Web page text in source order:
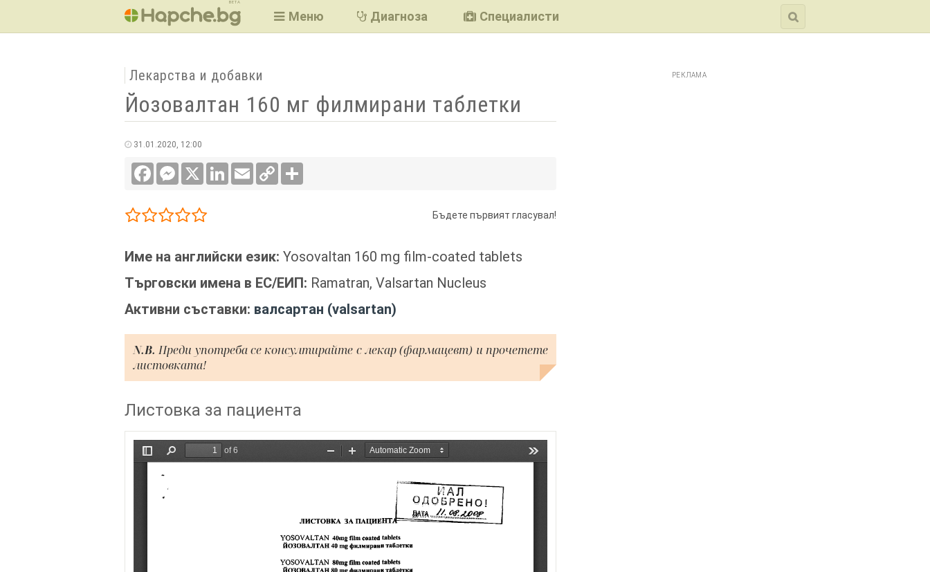
BETA
Меню Диагноза Специалисти
Лекарства и добавки
Йозовалтан 160 мг филмирани таблетки
31.01.2020, 12:00
FacebookMessenger LinkedInEmail
Copy
Link
1/52/53/54/55/5 Бъдете първият гласувал!
Име на английски език: Yosovaltan 160 mg film-coated tablets
Търговски имена в ЕС/ЕИП: Ramatran, Valsartan Nucleus
Активни съставки: валсартан (valsartan)
N.B. Преди употреба се консултирайте с лекар (фармацевт) и прочетете
листовката!
Листовка за пациента
РЕКЛАМА